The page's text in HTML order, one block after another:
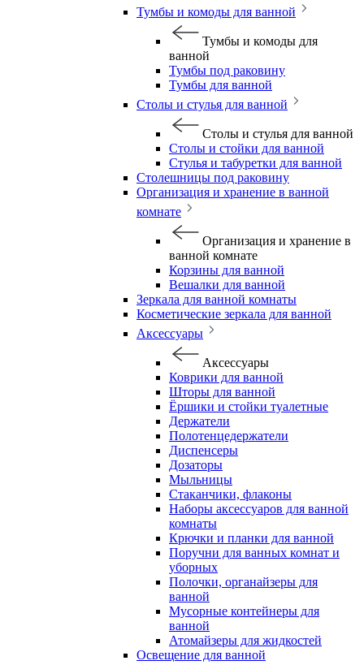
Тумбы и комоды для ванной
Тумбы и комоды для
ванной
Тумбы под раковину
Тумбы для ванной
Столы и стулья для ванной
Столы и стулья для ванной
Столы и стойки для ванной
Стулья и табуретки для ванной
Столешницы под раковину
Организация и хранение в ванной
комнате
Организация и хранение в
ванной комнате
Корзины для ванной
Вешалки для ванной
Зеркала для ванной комнаты
Косметические зеркала для ванной
Аксессуары
Аксессуары
Коврики для ванной
Шторы для ванной
Ёршики и стойки туалетные
Держатели
Полотенцедержатели
Диспенсеры
Дозаторы
Мыльницы
Стаканчики, флаконы
Наборы аксессуаров для ванной
комнаты
Крючки и планки для ванной
Поручни для ванных комнат и
уборных
Полочки, органайзеры для
ванной
Мусорные контейнеры для
ванной
Атомайзеры для жидкостей
Освещение для ванной